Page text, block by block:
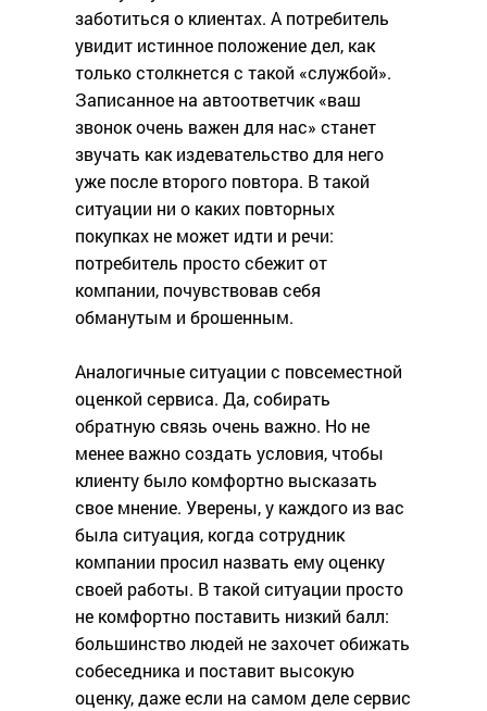
заботиться о клиентах. А потребитель
увидит истинное положение дел, как
только столкнется с такой «службой».
Записанное на автоответчик «ваш
звонок очень важен для нас» станет
звучать как издевательство для него
уже после второго повтора. В такой
ситуации ни о каких повторных
покупках не может идти и речи:
потребитель просто сбежит от
компании, почувствовав себя
обманутым и брошенным.
Аналогичные ситуации с повсеместной
оценкой сервиса. Да, собирать
обратную связь очень важно. Но не
менее важно создать условия, чтобы
клиенту было комфортно высказать
свое мнение. Уверены, у каждого из вас
была ситуация, когда сотрудник
компании просил назвать ему оценку
своей работы. В такой ситуации просто
не комфортно поставить низкий балл:
большинство людей не захочет обижать
собеседника и поставит высокую
оценку, даже если на самом деле сервис